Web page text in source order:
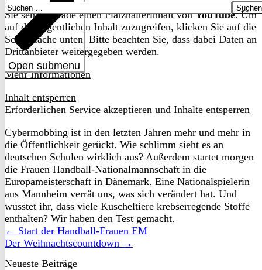
Open submenu
Suchen
nach:
Sie sehen gerade einen Platzhalterinhalt vonYouTube. Um
auf den eigentlichen Inhalt zuzugreifen, klicken Sie auf die
Schaltfläche unten. Bitte beachten Sie, dass dabei Daten an
Drittanbieter weitergegeben werden.
Mehr Informationen
Inhalt entsperren
Erforderlichen Service akzeptieren und Inhalte entsperren
Cybermobbing ist in den letzten Jahren mehr und mehr in
die Öffentlichkeit gerückt. Wie schlimm sieht es an
deutschen Schulen wirklich aus? Außerdem startet morgen
die Frauen Handball-Nationalmannschaft in die
Europameisterschaft in Dänemark. Eine Nationalspielerin
aus Mannheim verrät uns, was sich verändert hat. Und
wusstet ihr, dass viele Kuscheltiere krebserregende Stoffe
enthalten? Wir haben den Test gemacht.
← Start der Handball-Frauen EM
Der Weihnachtscountdown →
Neueste Beiträge